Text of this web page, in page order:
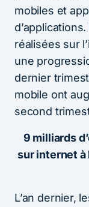
mobiles et
réalisées sur
une
dernier
mobile ont
second
9 milliards
sur internet à
L’an dernier,